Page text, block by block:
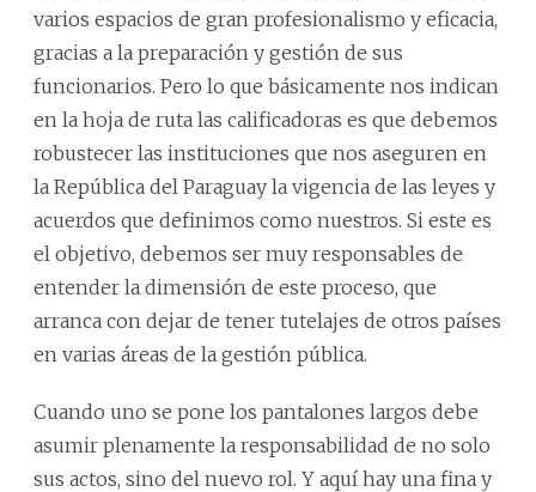
varios espacios de gran profesionalismo y eficacia,
gracias a la preparación y gestión de sus
funcionarios. Pero lo que básicamente nos indican
en la hoja de ruta las calificadoras es que debemos
robustecer las instituciones que nos aseguren en
la República del Paraguay la vigencia de las leyes y
acuerdos que definimos como nuestros. Si este es
el objetivo, debemos ser muy responsables de
entender la dimensión de este proceso, que
arranca con dejar de tener tutelajes de otros países
en varias áreas de la gestión pública.
Cuando uno se pone los pantalones largos debe
asumir plenamente la responsabilidad de no solo
sus actos, sino del nuevo rol. Y aquí hay una fina y